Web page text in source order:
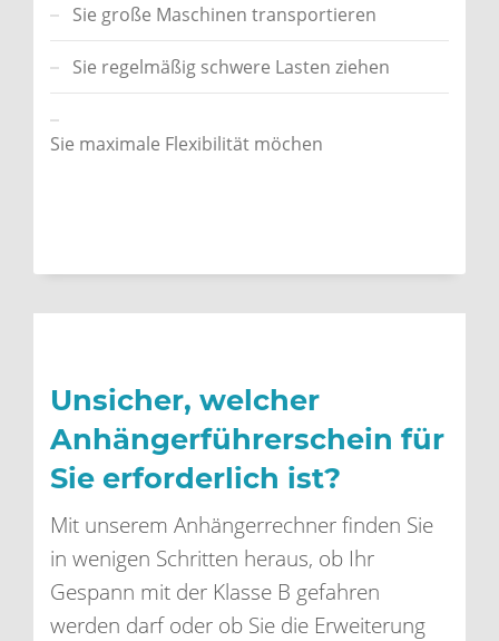
Sie große Maschinen transportieren
Sie regelmäßig schwere Lasten ziehen
Sie maximale Flexibilität möchen
Unsicher, welcher
Anhängerführerschein für
Sie erforderlich ist?
Mit unserem Anhängerrechner finden Sie
in wenigen Schritten heraus, ob Ihr
Gespann mit der Klasse B gefahren
werden darf oder ob Sie die Erweiterung